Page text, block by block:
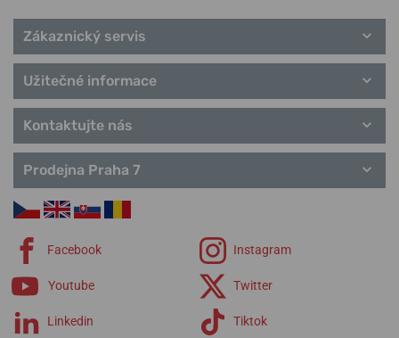
Zákaznický servis
Užitečné informace
Kontaktujte nás
Prodejna Praha 7
Facebook Instagram
Youtube Twitter
Linkedin Tiktok